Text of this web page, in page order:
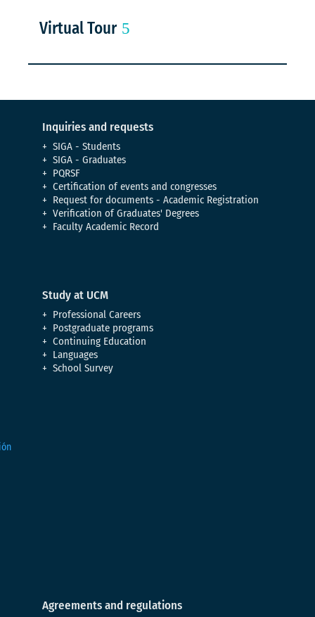
Virtual Tour
Inquiries and requests
SIGA - Students
SIGA - Graduates
PQRSF
Certification of events and congresses
Request for documents - Academic Registration
Verification of Graduates' Degrees
Faculty Academic Record
Study at UCM
Professional Careers
Postgraduate programs
Continuing Education
Languages
School Survey
Agreements and regulations